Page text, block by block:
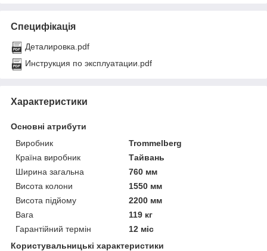
Специфікація
Деталировка.pdf
Инструкция по эксплуатации.pdf
Характеристики
Основні атрибути
Виробник
Trommelberg
Країна виробник
Тайвань
Ширина загальна
760 мм
Висота колони
1550 мм
Висота підйому
2200 мм
Вага
119 кг
Гарантійний термін
12 міс
Користувальницькі характеристики